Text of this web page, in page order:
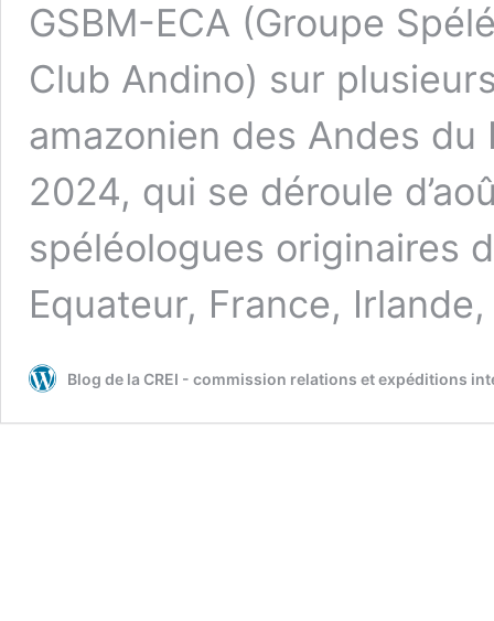
GSBM-ECA (Groupe
Club Andino) sur
amazonien des Andes du
2024, qui se déroule
spéléologues originaires
Equateur, France,
Blog de la CREI - commission relations et expéditions